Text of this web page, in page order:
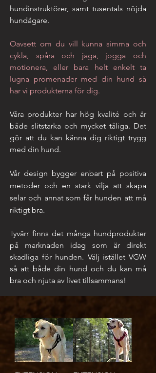
hundinstruktörer, samt tusentals nöjda
hundägare.
Oavsett om du vill kunna simma och
cykla, spåra och jaga, jogga och
motionera, eller bara helt enkelt ta
lugna promenader med din hund så
har vi produkterna för dig.
Våra produkter har hög kvalité och är
både slitstarka och mycket tåliga. Det
gör att du kan känna dig riktigt trygg
med din hund.
Vår design bygger enbart på positiva
metoder och en stark vilja att skapa
selar och annat som får hunden att må
riktigt bra.
Tyvärr finns det många hundprodukter
på marknaden idag som är direkt
skadliga för hunden. Välj istället VGW
så att både din hund och du kan må
bra och njuta av livet tillsammans!